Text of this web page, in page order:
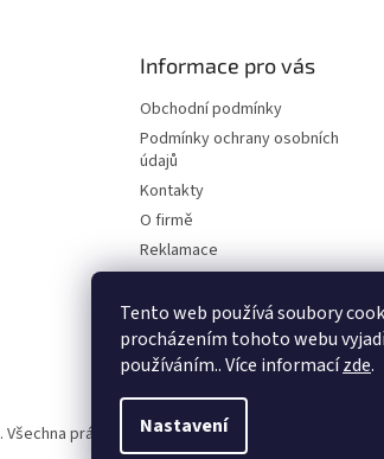
Tento web používá soubory
procházením tohoto webu
používáním.. Více informacízde.
Nastavení
Informace pro vás
Obchodní podmínky
Podmínky ochrany osobních
údajů
Kontakty
O firmě
Reklamace
Elektromobilita 2020
Certifikáty
Možnosti dopravy
. Všechna práva vyhrazena.